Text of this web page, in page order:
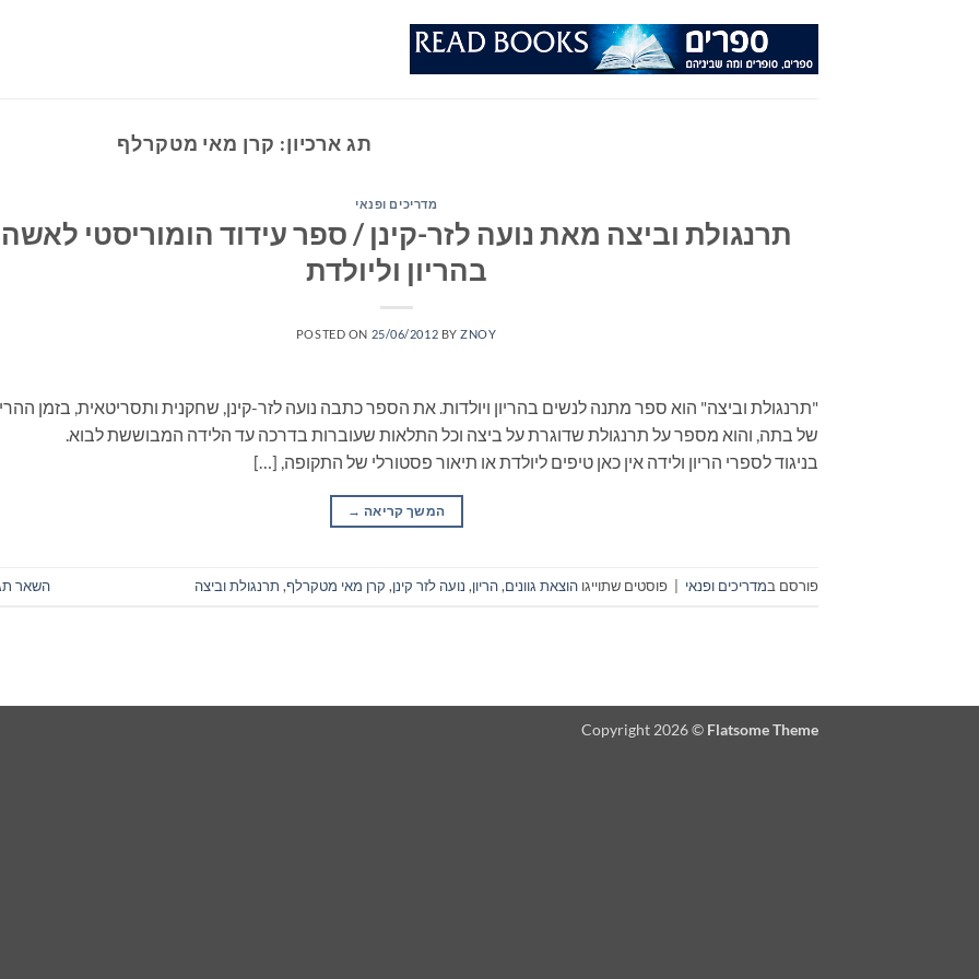
תג ארכיון: קרן מאי מטקרלף
מדריכים ופנאי
תרנגולת וביצה מאת נועה לזר-קינן / ספר עידוד הומוריסטי לאשה
בהריון וליולדת
POSTED ON 25/06/2012 BYZNOY
"תרנגולת וביצה" הוא ספר מתנה לנשים בהריון ויולדות. את הספר כתבה נועה לזר-קינן, שחקנית ותסריטאית, בזמן
של בתה, והוא מספר על תרנגולת שדוגרת על ביצה וכל התלאות שעוברות בדרכה עד הלידה המבוששת לבוא.
בניגוד לספרי הריון ולידה אין כאן טיפים ליולדת או תיאור פסטורלי של התקופה, […]
המשך קריאה →
פורסם במדריכים ופנאי פוסטים שתוייגו הוצאת גוונים,הריון, נועה לזר קינן, קרן מאי מטקרלף, תרנגולת וביצה השאר
Copyright 2026 © Flatsome Theme